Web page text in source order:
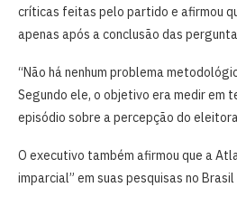
críticas feitas pelo partido e afirmou
apenas após a conclusão das
“Não há nenhum problema
Segundo ele, o objetivo era medir em
episódio sobre a percepção do
O executivo também afirmou que a
imparcial” em suas pesquisas no